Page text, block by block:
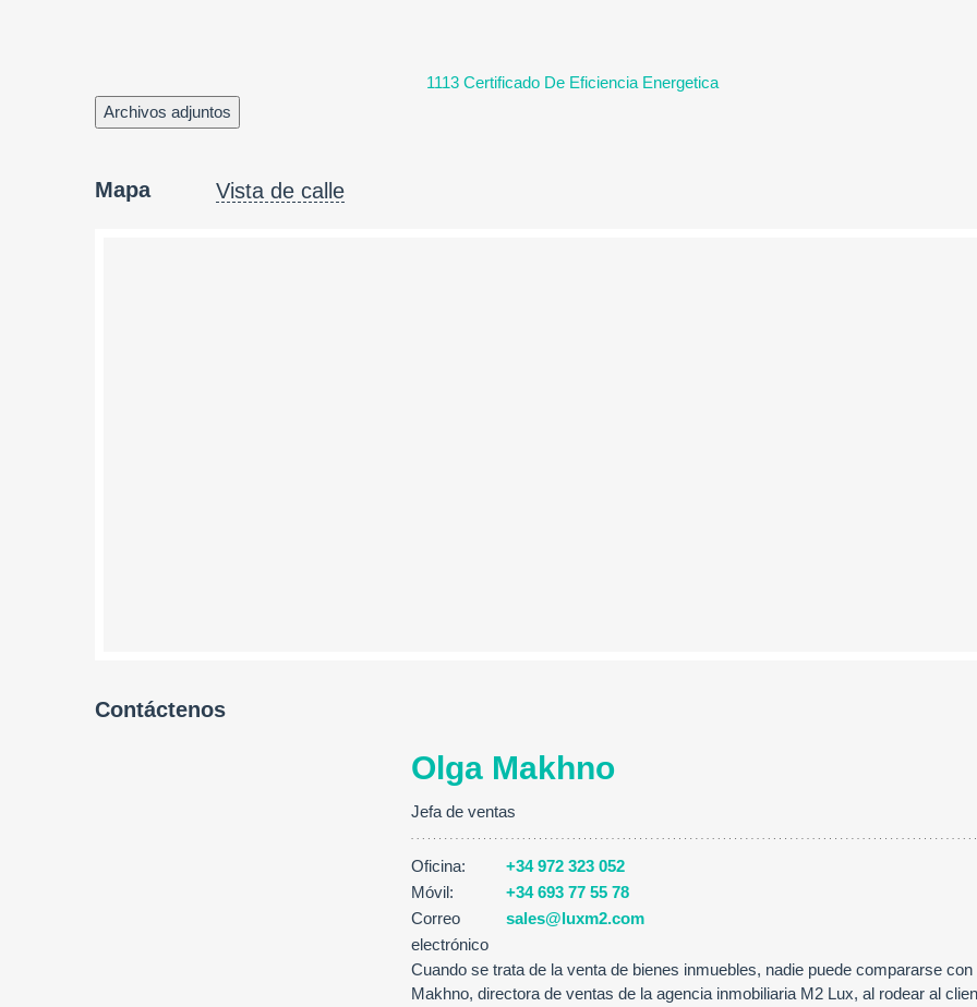
1113 Certificado De Eficiencia Energetica
Archivos adjuntos
Mapa Vista de calle
Contáctenos
Olga Makhno
Jefa de ventas
Oficina:
+34 972 323 052
Móvil:
+34 693 77 55 78
Correo
electrónico
sales@luxm2.com
Cuando se trata de la venta de bienes inmuebles, nadie puede compararse con
Makhno, directora de ventas de la agencia inmobiliaria M2 Lux, al rodear al